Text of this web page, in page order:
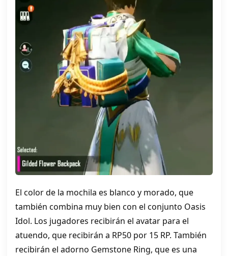
El color de la mochila es blanco y morado, que
también combina muy bien con el conjunto Oasis
Idol. Los jugadores recibirán el avatar para el
atuendo, que recibirán a RP50 por 15 RP. También
recibirán el adorno Gemstone Ring, que es una